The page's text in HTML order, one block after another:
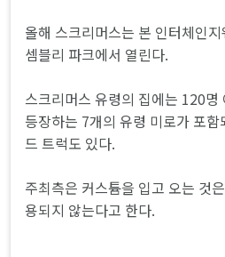
올해 스크리머스는 본 인터체인
셈블리 파크에서 열린다.
스크리머스 유령의 집에는 120명
등장하는 7개의 유령 미로가 포
드 트럭도 있다.
주최측은 커스튬을 입고 오는 것
용되지 않는다고 한다.